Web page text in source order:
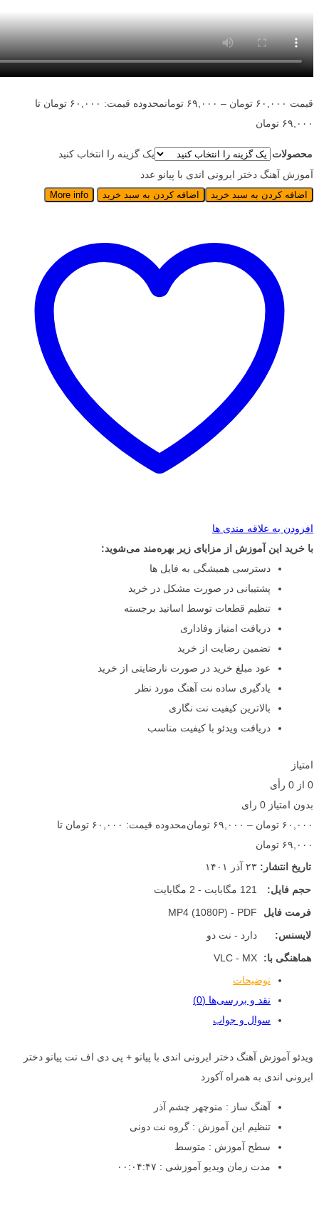
قیمت ۶۰,۰۰۰ تومان – ۶۹,۰۰۰ تومان
محدوده قیمت: ۶۰,۰۰۰ تومان تا
۶۹,۰۰۰ تومان
محصولات
یک گزینه را انتخاب کنید
آموزش آهنگ دختر ایرونی اندی با پیانو عدد
اضافه کردن به سبد خرید اضافه کردن به سبد خرید More info
افزودن به علاقه مندی ها
با خرید این آموزش از مزایای زیر بهره‌مند می‌شوید:
دسترسی همیشگی به فایل ها
پشتیبانی در صورت مشکل در خرید
تنظیم قطعات توسط اساتید برجسته
دریافت امتیاز وفاداری
تضمین رضایت از خرید
عود مبلغ خرید در صورت نارضایتی از خرید
یادگیری ساده نت آهنگ مورد نظر
بالاترین کیفیت نت نگاری
دریافت ویدئو با کیفیت مناسب
امتیاز
0 از 0 رأی
بدون امتیاز 0 رای
۶۰,۰۰۰ تومان – ۶۹,۰۰۰ تومان
محدوده قیمت: ۶۰,۰۰۰ تومان تا
۶۹,۰۰۰ تومان
تاریخ انتشار: ۲۳ آذر ۱۴۰۱
حجم فایل:
121 مگابایت - 2 مگابایت
فرمت فایل
MP4 (1080P) - PDF
لایسنس:
دارد - نت دو
هماهنگی با:
VLC - MX
توضیحات
نقد و بررسی‌ها (0)
سوال و جواب
ویدئو آموزش آهنگ دختر ایرونی اندی با پیانو + پی دی اف نت پیانو دختر
ایرونی اندی به همراه آکورد
آهنگ ساز : منوچهر چشم آذر
تنظیم این آموزش : گروه نت دونی
سطح آموزش : متوسط
مدت زمان ویدیو آموزشی : ۰۰:۰۴:۴۷